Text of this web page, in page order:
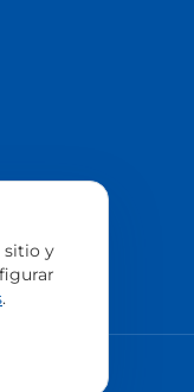
sitio y
.